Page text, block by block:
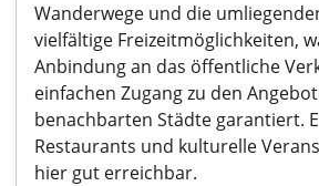
Wanderwege und die
vielfältige Freizeitmöglichkeiten,
Anbindung an das öffentliche
einfachen Zugang zu den
benachbarten Städte garantiert.
Restaurants und kulturelle
hier gut erreichbar.